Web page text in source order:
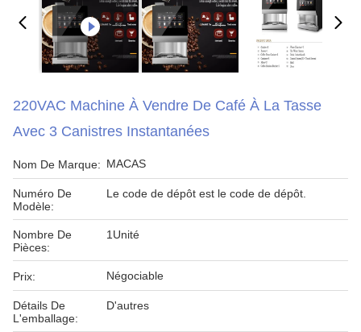
220VAC Machine À Vendre De Café À La Tasse
Avec 3 Canistres Instantanées
Nom De Marque: MACAS
Numéro De
Modèle:
Le code de dépôt est le code de dépôt.
Nombre De
Pièces:
1Unité
Prix: Négociable
Détails De
L'emballage:
D'autres